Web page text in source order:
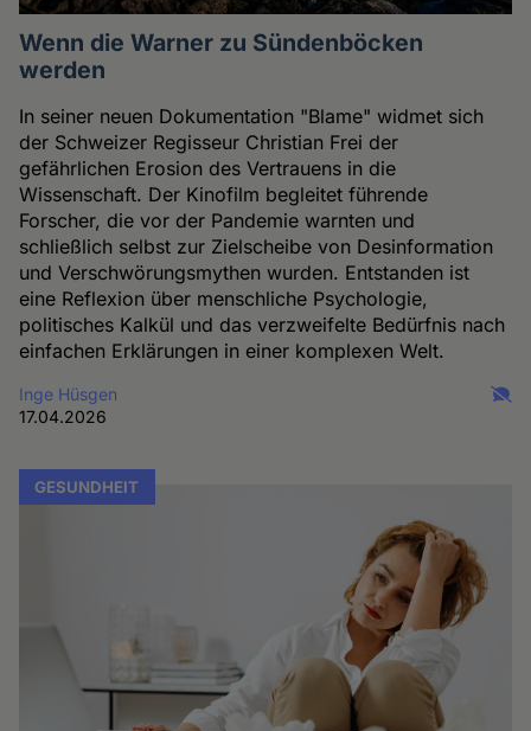
Wenn die Warner zu Sündenböcken
werden
In seiner neuen Dokumentation "Blame" widmet sich
der Schweizer Regisseur Christian Frei der
gefährlichen Erosion des Vertrauens in die
Wissenschaft. Der Kinofilm begleitet führende
Forscher, die vor der Pandemie warnten und
schließlich selbst zur Zielscheibe von Desinformation
und Verschwörungsmythen wurden. Entstanden ist
eine Reflexion über menschliche Psychologie,
politisches Kalkül und das verzweifelte Bedürfnis nach
einfachen Erklärungen in einer komplexen Welt.
Inge Hüsgen
17.04.2026
GESUNDHEIT